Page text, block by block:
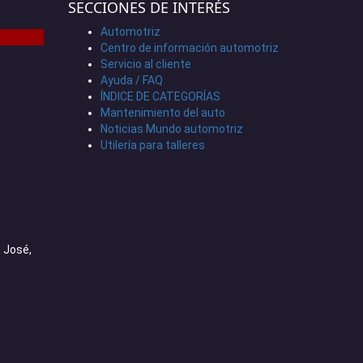
José,
SECCIONES DE INTERÉS
Automotriz
Centro de información automotriz
Servicio al cliente
Ayuda / FAQ
ÍNDICE DE CATEGORÍAS
Mantenimiento del auto
Noticias Mundo automotriz
Utilería para talleres